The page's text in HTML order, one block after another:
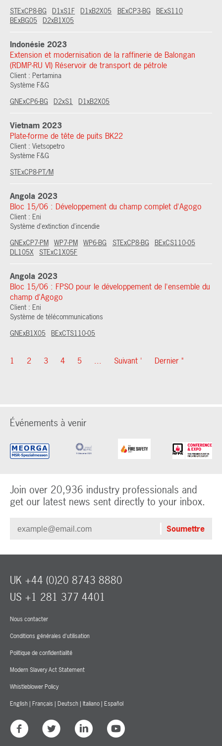
STExCP8-BG
D1xS1F D1xB2X05 BExCP3-BG
BExS110
BExBG05
D2xB1X05
Indonésie 2023
Extension et modernisation de la raffinerie de Balongan
(RDMP-RU VI) Réservoir de transport de pétrole
Client : Pertamina
Système F&G
GNExCP6-BG
D2xS1 D1xB2X05
Vietnam 2023
Plate-forme de tête de puits BK22
Client : Vietsopetro
Système F&G
STExCP8-PT/M
Angola 2023
Bloc 15/06 : Développement du champ complet d'Agogo
Client : Eni
Système d'extinction d'incendie
GNExCP7-PM WP7-PM WP6-BG STExCP8-BG
BExCS110-05
DL105X
STExC1X05F
Angola 2023
Bloc 15/06 : FPSO pour le développement de l'ensemble du
champ d'Agogo
Client : Eni
Système de télécommunications
GNExB1X05
BExCTS110-05
1 2 3 4 5 ... Suivant ' Dernier "
Événements à venir
Join over 20,936 industry professionals and
get our latest news sent directly to your inbox.
Nous contacter
Conditions générales d'utilisation
Politique de confidentialité
Modern Slavery Act Statement
Whistleblower Policy
English | Français | Deutsch | Italiano | Español
UK +44 (0)20 8743 8880
US +1 281 377 4401